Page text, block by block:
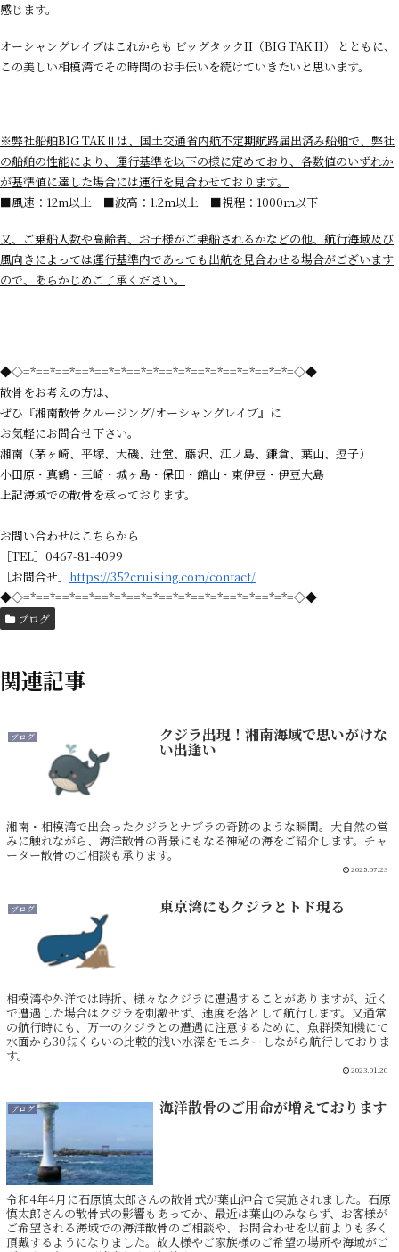
感じます。
オーシャングレイブはこれからも ビッグタックII （BIG TAK II） とともに、
この美しい相模湾でその時間のお手伝いを続けていきたいと思います。
※弊社船舶BIG TAK Ⅱ は、国土交通省内航不定期航路届出済み船舶で、弊社
の船舶の性能により、運行基準を以下の様に定めており、各数値のいずれか
が基準値に達した場合には運行を見合わせております。
■風速：12m以上 ■波高：1.2ｍ以上 ■視程：1000ｍ以下
又、ご乗船人数や高齢者、お子様がご乗船されるかなどの他、航行海域及び
風向きによっては運行基準内であっても出航を見合わせる場合がございます
ので、あらかじめご了承ください。
◆◇=*==*==*==*==*=*==*=*==*=*==*=*==*=*==*=*=◇◆
散骨をお考えの方は、
ぜひ『湘南散骨クルージング/オーシャングレイブ』に
お気軽にお問合せ下さい。
湘南（茅ヶ崎、平塚、大磯、辻堂、藤沢、江ノ島、鎌倉、葉山、逗子）
小田原・真鶴・三崎・城ヶ島・保田・館山・東伊豆・伊豆大島
上記海域での散骨を承っております。
お問い合わせはこちらから
［TEL］0467-81-4099
［お問合せ］ https://352cruising.com/contact/
◆◇=*==*==*==*==*=*==*=*==*=*==*=*==*=*==*=*=◇◆
ブログ
関連記事
ブログ クジラ出現！湘南海域で思いがけな
い出逢い
湘南・相模湾で出会ったクジラとナブラの奇跡のような瞬間。大自然の営
みに触れながら、海洋散骨の背景にもなる神秘の海をご紹介します。チャ
ーター散骨のご相談も承ります。
2025.07.23
ブログ 東京湾にもクジラとトド現る
相模湾や外洋では時折、様々なクジラに遭遇することがありますが、近く
で遭遇した場合はクジラを刺激せず、速度を落として航行します。又通常
の航行時にも、万一のクジラとの遭遇に注意するために、魚群探知機にて
水面から30㍍くらいの比較的浅い水深をモニターしながら航行しておりま
す。
2023.01.20
ブログ 海洋散骨のご用命が増えております
令和4年4月に石原慎太郎さんの散骨式が葉山沖合で実施されました。石原
慎太郎さんの散骨式の影響もあってか、最近は葉山のみならず、お客様が
ご希望される海域での海洋散骨のご相談や、お問合わせを以前よりも多く
頂戴するようになりました。故人様やご家族様のご希望の場所や海域がご